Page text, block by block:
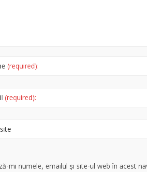
(required):
(required):
mi numele, emailul și site-ul web în acest